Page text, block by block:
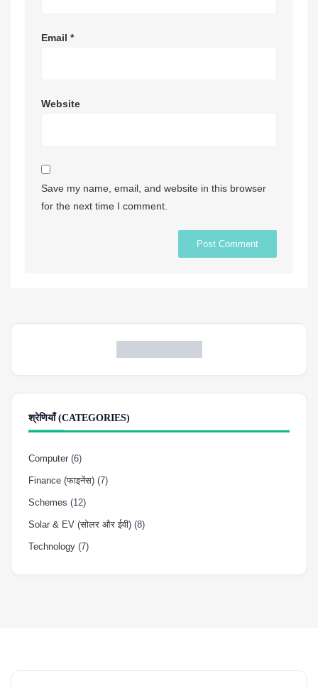
Email *
Website
Save my name, email, and website in this browser
for the next time I comment.
श्रेणियाँ (CATEGORIES)
Computer (6)
Finance (फाइनेंस) (7)
Schemes (12)
Solar & EV (सोलर और ईवी) (8)
Technology (7)